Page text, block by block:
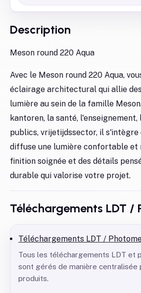
Description
Meson round 220 Aqua
Avec le Meson round 220 Aqua,
éclairage architectural qui allie
lumière au sein de la famille
kantoren, la santé, l'enseignement,
publics, vrijetijdssector, il
diffuse une lumière confortable et
finition soignée et des détails
durable qui valorise votre projet.
Téléchargements LDT /
Téléchargements LDT /
Tous les téléchargements LDT et
sont gérés de manière centralisée
produits.